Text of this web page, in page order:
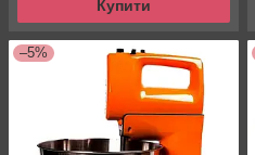
Купити
–5%